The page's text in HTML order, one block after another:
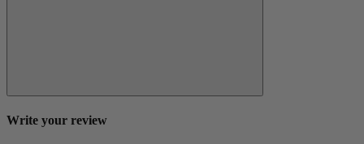
Write your review